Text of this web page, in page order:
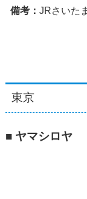
備考： JRさいた
東京
■ ヤマシロヤ